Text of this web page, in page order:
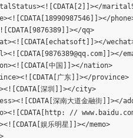
qq>
中国]]></nation>
广东]]></province>
深圳]]></city>
深南大道金融街]]></
//
娱乐明星]]></memo>